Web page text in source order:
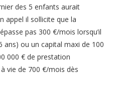
des 5 enfants aurait
appel il sollicite que la
pas 300 €/mois lorsqu’il
ans) ou un capital maxi de 100
000 € de prestation
vie de 700 €/mois dès